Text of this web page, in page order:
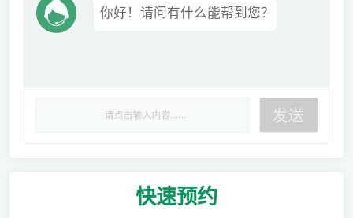
你好！请问有什么能帮到您？
快速预约